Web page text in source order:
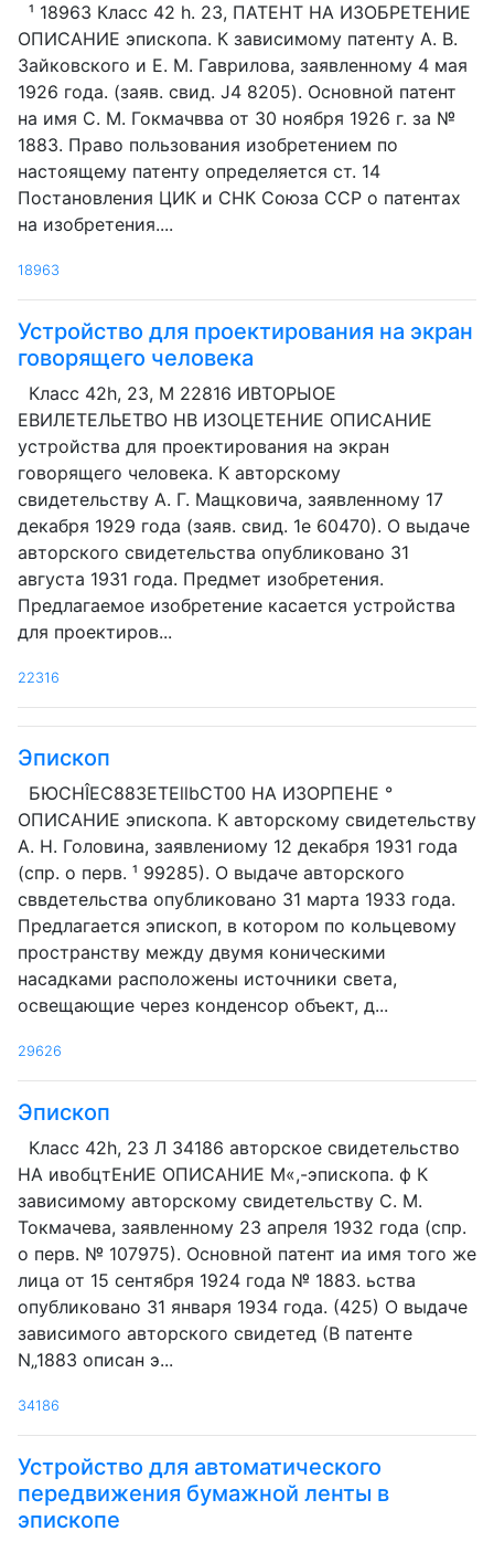
¹ 18963 Класс 42 h. 23, ПАТЕНТ НА ИЗОБРЕТЕНИЕ
ОПИСАНИЕ эпископа. К зависимому патенту А. В.
Зайковского и Е. М. Гаврилова, заявленному 4 мая
1926 года. (заяв. свид. J4 8205). Основной патент
на имя С. M. Гокмачвва от 30 ноября 1926 г. за №
1883. Право пользования изобретением по
настоящему патенту определяется ст. 14
Постановления ЦИК и СНК Союза ССР о патентах
на изобретения....
18963
Устройство для проектирования на экран
говорящего человека
Класс 42h, 23, М 22816 ИВТОРЫОЕ
ЕВИЛЕТЕЛЬЕТВО HB ИЗОЦЕТЕНИЕ ОПИСАНИЕ
устройства для проектирования на экран
говорящего человека. К авторскому
свидетельству A. Г. Мащковича, заявленному 17
декабря 1929 года (заяв. свид. 1е 60470). О выдаче
авторского свидетельства опубликовано 31
августа 1931 года. Предмет изобретения.
Предлагаемое изобретение касается устройства
для проектиров...
22316
Эпископ
БЮCHÎEC883ETEllbCT00 HA ИЗОРПЕНЕ °
ОПИСАНИЕ эпископа. К авторскому свидетельству
А. Н. Головина, заявлениому 12 декабря 1931 года
(спр. о перв. ¹ 99285). О выдаче авторского
сввдетельства опубликовано 31 марта 1933 года.
Предлагается эпископ, в котором по кольцевому
пространству между двумя коническими
насадками расположены источники света,
освещающие через конденсор объект, д...
29626
Эпископ
Класс 42h, 23 Л 34186 авторское свидетельство
HA ивобцтЕнИЕ ОПИСАНИЕ М«,-эпископа. ф К
зависимому авторскому свидетельству С. М.
Токмачева, заявленному 23 апреля 1932 года (спр.
о перв. № 107975). Основной патент иа имя того же
лица от 15 сентября 1924 года № 1883. ьства
опубликовано 31 января 1934 года. (425) О выдаче
зависимого авторского свидетед (В патенте
N„1883 описан э...
34186
Устройство для автоматического
передвижения бумажной ленты в
эпископе